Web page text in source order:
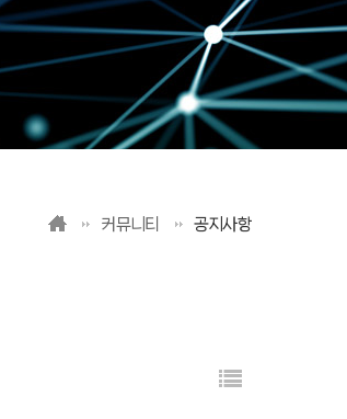
커뮤니티 공지사항